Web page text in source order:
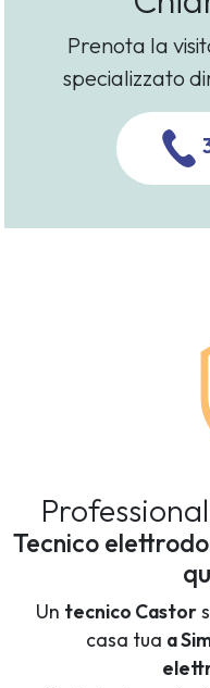
Prenota la
specializzato
Tecnico
Un tecnico Castor
casa tua a